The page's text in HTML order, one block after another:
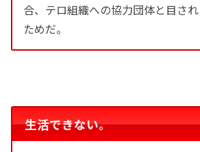
合、テロ組織への協力団体と目さ
ためだ。
生活できない。